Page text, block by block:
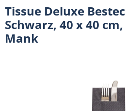
Tissue Deluxe
Schwarz, 40 x 40
Mank